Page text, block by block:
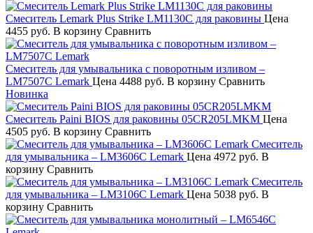
Смеситель Lemark Plus Strike LM1130C для раковины Цена
4455 руб. В корзину Сравнить
Смеситель для умывальника с поворотным изливом –
LM7507C Lemark Цена 4488 руб. В корзину Сравнить
Новинка
Смеситель Paini BIOS для раковины 05CR205LMKM Цена
4505 руб. В корзину Сравнить
Смеситель
для умывальника – LM3606C Lemark Цена 4972 руб. В
корзину Сравнить
Смеситель
для умывальника – LM3106C Lemark Цена 5038 руб. В
корзину Сравнить